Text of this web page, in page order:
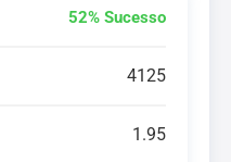
52% Sucesso
4125
1.95